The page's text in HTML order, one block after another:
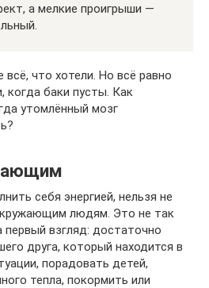
а мелкие проигрыши —
что хотели. Но всё равно
когда баки пусты. Как
утомлённый мозг
себя энергией, нельзя не
людям. Это не так
первый взгляд: достаточно
друга, который находится в
порадовать детей,
тепла, покормить или